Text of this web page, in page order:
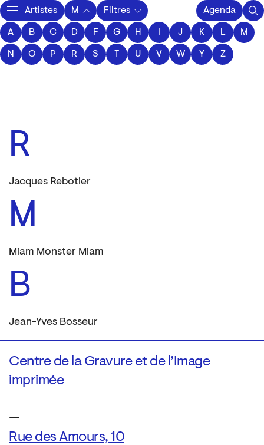
Artistes M
A B C D F G H J K L M
N O P R S T U V W Y Z
Filtres
Activity
Agenda
R
Jacques Rebotier
M
Miam Monster Miam
B
Jean-Yves Bosseur
Centre de la Gravure et de l’Image
imprimée
—
Rue des Amours, 10